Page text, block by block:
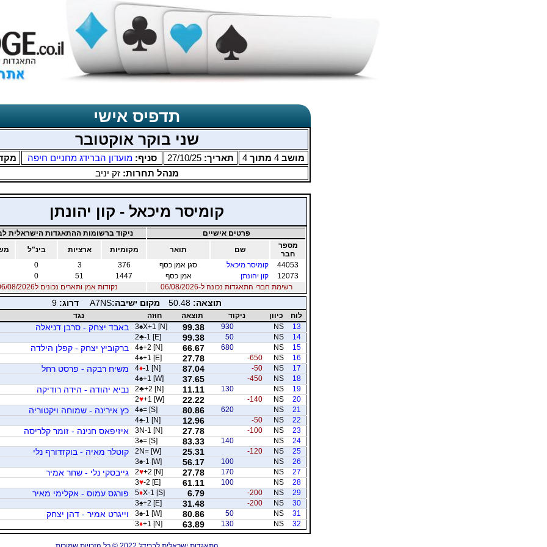
תדפיס אישי
שני בוקר אוקטובר
מושב 4 מתוך 4 תאריך: 27/10/25 סניף:מועדון הברידג מחניים חיפה
מנהל תחרות:זק יניב
קומיסר מיכאל - קון יהונתן
פרטים אישיים
ניקוד ברשומות ההתאגדות הישראלית
מספר
חבר
שם תואר מקומיות ארציות בינ"ל
44053
קומיסר מיכאל סגן אמן כסף 376
3
0
12073
קון יהונתן אמן כסף 1447
51
0
רשימת חברי התאגדות נכונה ל-06/08/2026
נקודות אמן ותארים נכונים ל06/08/2026
תוצאה: 50.48 מקום ישיבה:A7NS דרוג: 9
לוח כיוון ניקוד תוצאה חוזה
נגד
13
NS
930
99.38
3♠X+1 [N] באבד יצחק - סרבן דניאלה
14
NS
50
99.38
2♣-1 [E]
15
NS
680
66.67
4♠+2 [N] ברקוביץ יצחק - קפלן הילדה
16
NS
-650
27.78
4♠+1 [E]
17
NS
-50
87.04
4♦-1 [N] משיח רבקה - פרסט רחל
18
NS
-450
37.65
4♠+1 [W]
19
NS
130
11.11
2♣+2 [N] נביא יהודה - הידה רודיקה
20
NS
-140
22.22
2♥+1 [W]
21
NS
620
80.86
4♠= [S] כץ אירינה - שמוחה ויקטוריה
22
NS
-50
12.96
4♠-1 [N]
23
NS
-100
27.78
3N-1 [N] איזיפאס חנינה - זומר קלריסה
24
NS
140
83.33
3♠= [S]
25
NS
-120
25.31
2N= [W] קוטלר מאיה - בוקזדורף נלי
26
NS
100
56.17
3♠-1 [W]
27
NS
170
27.78
2♥+2 [N] גייבסקי נלי - שחר אמיר
28
NS
100
61.11
3♥-2 [E]
29
NS
-200
6.79
5♦X-1 [S] פורגס עמוס - אקלימי מאיר
30
NS
-200
31.48
3♠+2 [E]
31
NS
50
80.86
3♠-1 [W] וייגרט אמיר - דהן יצחק
32
NS
130
63.89
3♦+1 [N]